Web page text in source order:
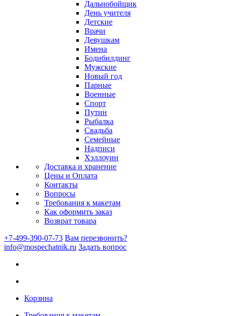
Дальнобойщик
День учителя
Детские
Врачи
Девушкам
Имена
Бодибилдинг
Мужские
Новый год
Парные
Военные
Спорт
Путин
Рыбалка
Свадьба
Семейные
Надписи
Хэллоуин
Доставка и хранение
Цены и Оплата
Контакты
Вопросы
Требования к макетам
Как оформить заказ
Возврат товара
+7-499-390-07-73 Вам перезвонить?
info@mospechatnik.ru Задать вопрос
Корзина